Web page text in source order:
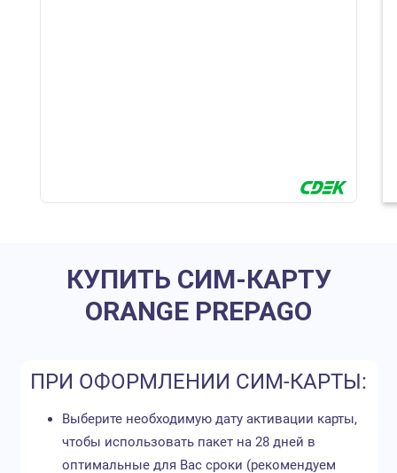
КУПИТЬ СИМ-КАРТУ
ORANGE PREPAGO
ПРИ ОФОРМЛЕНИИ СИМ-КАРТЫ:
Выберите необходимую дату активации карты,
чтобы использовать пакет на 28 дней в
оптимальные для Вас сроки (рекомендуем